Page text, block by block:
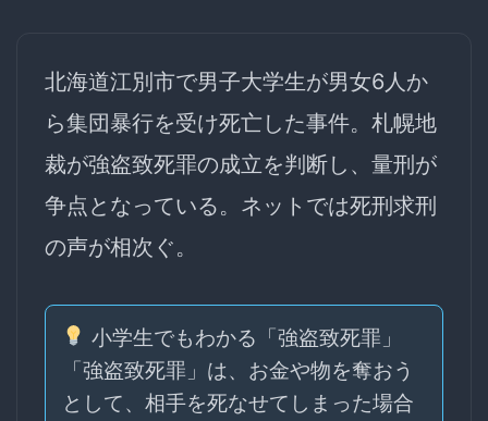
北海道江別市で男子大学生が男女6人か
ら集団暴行を受け死亡した事件。札幌地
裁が強盗致死罪の成立を判断し、量刑が
争点となっている。ネットでは死刑求刑
の声が相次ぐ。
小学生でもわかる「強盗致死罪」
「強盗致死罪」は、お金や物を奪おう
として、相手を死なせてしまった場合